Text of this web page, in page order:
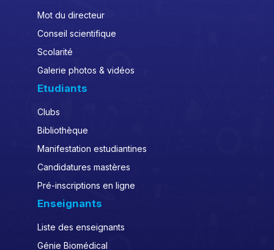
Mot du directeur
Conseil scientifique
Scolarité
Galerie photos & vidéos
Etudiants
Clubs
Bibliothèque
Manifestation estudiantines
Candidatures mastères
Pré-inscriptions en ligne
Enseignants
Liste des enseignants
Génie Biomédical